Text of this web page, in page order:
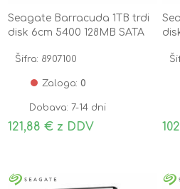
Seagate Barracuda 1TB trdi
disk 6cm 5400 128MB SATA
Šifra: 8907100
Zaloga: 0
Dobava: 7-14 dni
121,88 € z DDV